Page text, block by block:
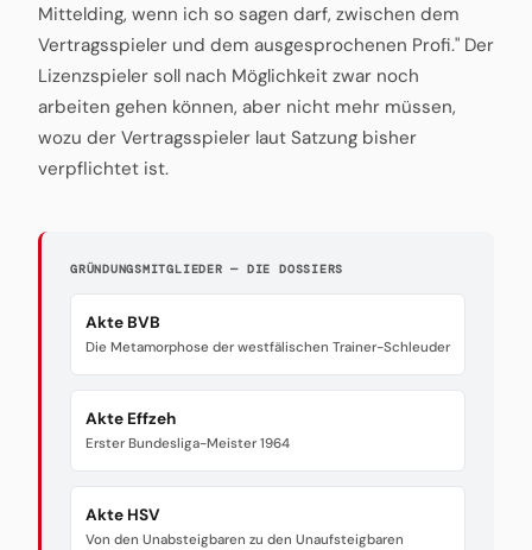
Mittelding, wenn ich so sagen darf, zwischen dem
Vertragsspieler und dem ausgesprochenen Profi." Der
Lizenzspieler soll nach Möglichkeit zwar noch
arbeiten gehen können, aber nicht mehr müssen,
wozu der Vertragsspieler laut Satzung bisher
verpflichtet ist.
GRÜNDUNGSMITGLIEDER — DIE DOSSIERS
Akte BVB
Die Metamorphose der westfälischen Trainer-Schleuder
Akte Effzeh
Erster Bundesliga-Meister 1964
Akte HSV
Von den Unabsteigbaren zu den Unaufsteigbaren